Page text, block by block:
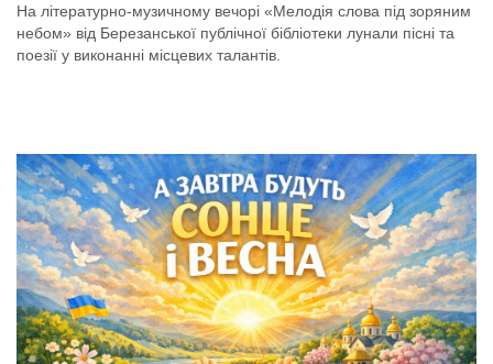
На літературно-музичному вечорі «Мелодія слова під зоряним
небом» від Березанської публічної бібліотеки лунали пісні та
поезії у виконанні місцевих талантів.